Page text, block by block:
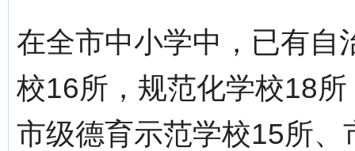
在全市中小学中，已有自
校16所，规范化学校18
市级德育示范学校15所